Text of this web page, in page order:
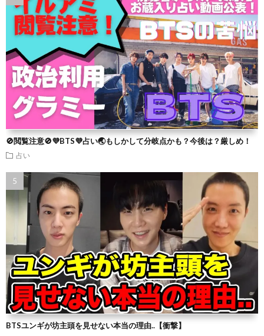
🚫閲覧注意🚫💜BTS💜占い🌏もしかして分岐点かも？今後は？厳しめ！
占い
BTSユンギが坊主頭を見せない本当の理由..【衝撃】